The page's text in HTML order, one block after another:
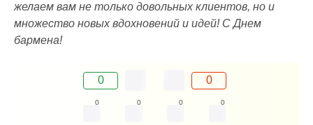
желаем вам не только довольных клиентов, но и
множество новых вдохновений и идей! С Днем
бармена!
0 0
0 0 0 0